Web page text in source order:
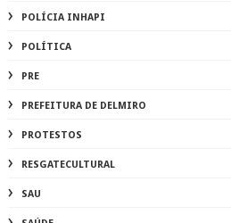
POLÍCIA INHAPI
POLÍTICA
PRE
PREFEITURA DE DELMIRO
PROTESTOS
RESGATECULTURAL
SAU